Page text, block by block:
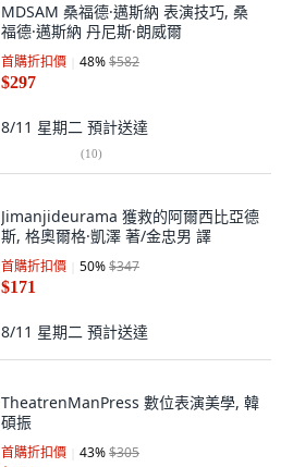
MDSAM 桑福德·邁斯納 表演技巧, 桑
福德·邁斯納 丹尼斯·朗威爾
首購折扣價 48%$582
$297
8/11 星期二 預計送達
(10)
Jimanjideurama 獲救的阿爾西比亞德
斯, 格奧爾格·凱澤 著/金忠男 譯
首購折扣價 50%$347
$171
8/11 星期二 預計送達
TheatrenManPress 數位表演美學, 韓
碩振
首購折扣價 43%$305